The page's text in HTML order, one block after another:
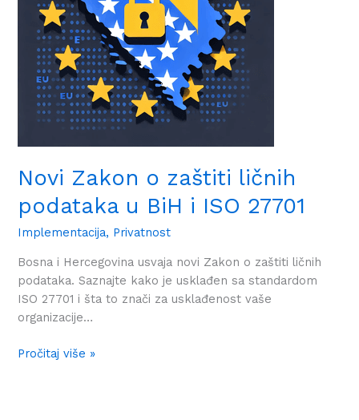
Novi Zakon o zaštiti ličnih
podataka u BiH i ISO 27701
Implementacija, Privatnost
Bosna i Hercegovina usvaja novi Zakon o zaštiti ličnih
podataka. Saznajte kako je usklađen sa standardom
ISO 27701 i šta to znači za usklađenost vaše
organizacije…
ISO
27701
Pročitaj više »